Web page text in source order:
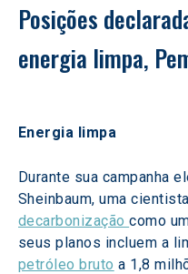
Posições
energia limpa,
Energia limpa
Durante sua campanha
Sheinbaum, uma
decarbonização como
seus planos incluem a
petróleo bruto a 1,8